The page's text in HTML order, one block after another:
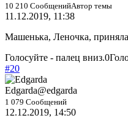
10 210 СообщенийАвтор темы
11.12.2019, 11:38
Машенька, Леночка,
Голосуйте - палец вниз.0
#20
Edgarda@edgarda
1 079 Сообщений
12.12.2019, 14:50